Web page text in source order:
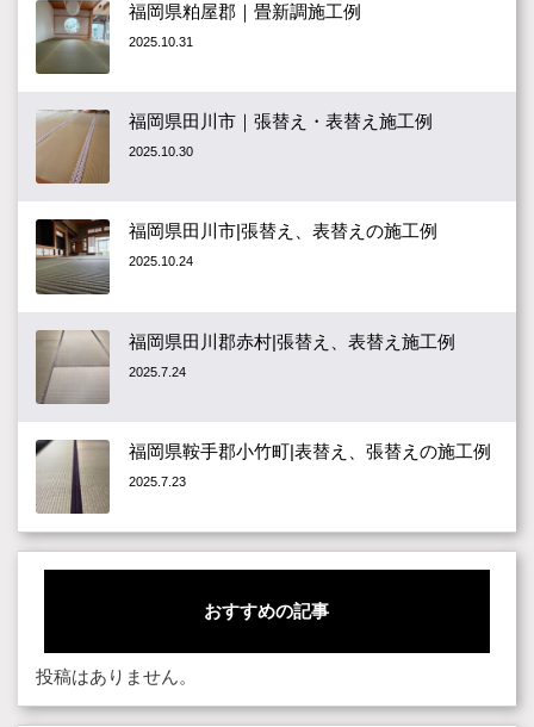
福岡県粕屋郡｜畳新調施工例
2025.10.31
福岡県田川市｜張替え・表替え施工例
2025.10.30
福岡県田川市|張替え、表替えの施工例
2025.10.24
福岡県田川郡赤村|張替え、表替え施工例
2025.7.24
福岡県鞍手郡小竹町|表替え、張替えの施工例
2025.7.23
おすすめの記事
投稿はありません。